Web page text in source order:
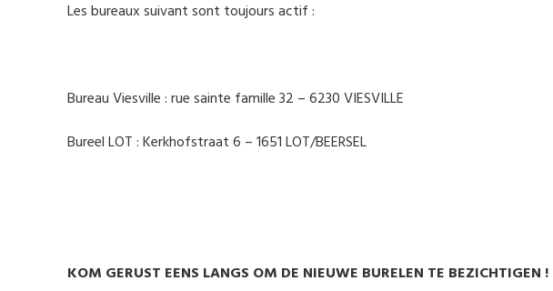
Les bureaux suivant sont toujours actif :
Bureau Viesville : rue sainte famille 32 – 6230 VIESVILLE
Bureel LOT : Kerkhofstraat 6 – 1651 LOT/BEERSEL
KOM GERUST EENS LANGS OM DE NIEUWE BURELEN TE BEZICHTIGEN !